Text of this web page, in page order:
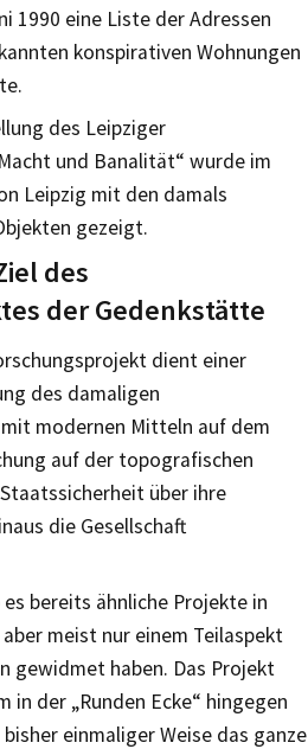
1990 eine Liste der Adressen
konspirativen Wohnungen
des Leipziger
und Banalität“ wurde im
Leipzig mit den damals
gezeigt.
des
der Gedenkstätte
dient einer
des damaligen
modernen Mitteln auf dem
auf der topografischen
über ihre
die Gesellschaft
bereits ähnliche Projekte in
meist nur einem Teilaspekt
gewidmet haben. Das Projekt
in der „Runden Ecke“ hingegen
einmaliger Weise das ganze